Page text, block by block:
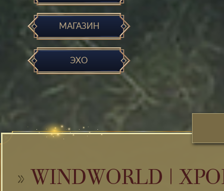
МАГАЗИН
ЭХО
» WINDWORLD |